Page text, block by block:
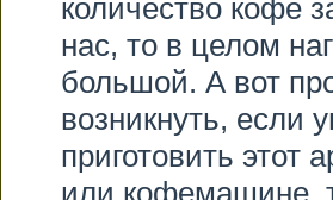
количество кофе
нас, то в целом
большой. А вот
возникнуть, если
приготовить этот